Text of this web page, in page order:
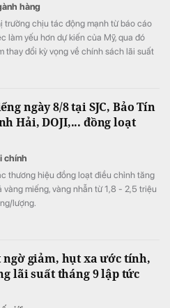
hàng
trường chịu tác động mạnh từ báo cáo
làm yếu hơn dự kiến của Mỹ, qua đó
thay đổi kỳ vọng về chính sách lãi suất
biến động mạnh do những diễn biến
quan xung đột Mỹ-Iran và eo biển
ngày 8/8 tại SJC, Bảo Tín
Hải, DOJI,... đồng loạt
chính
thương hiệu đồng loạt điều chỉnh tăng
vàng miếng, vàng nhẫn từ 1,8 - 2,5 triệu
lượng.
ngờ giảm, hụt xa ước tính,
lãi suất tháng 9 lập tức